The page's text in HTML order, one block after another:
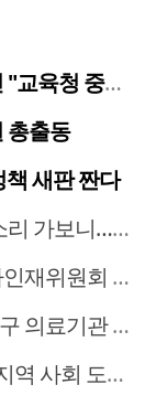
중재 나서라"
총출동
새판 짠다
내도 짙은 초록빛
진·AI 분야 패키지 지원
65곳 충남 31곳
회 도마 위